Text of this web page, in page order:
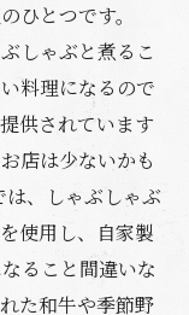
ひとつです。
しゃぶと煮るこ
料理になるので
供されています
店は少ないかも
、しゃぶしゃぶ
使用し、自家製
ること間違いな
た和牛や季節野